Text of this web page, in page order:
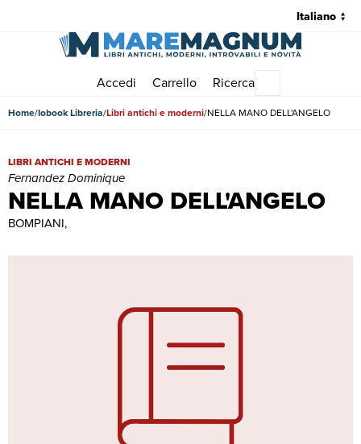
Accedi Carrello Ricerca
Home Iobook Libreria Libri antichi e moderni NELLA MANO DELL'ANGELO
NELLA MANO DELL'ANGELO
NELLA MANO DELL'ANGELO | Libri antichi e moderni | Fernandez
LIBRI ANTICHI E MODERNI
Fernandez Dominique
BOMPIANI,